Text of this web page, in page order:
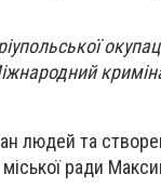
людей та
ради